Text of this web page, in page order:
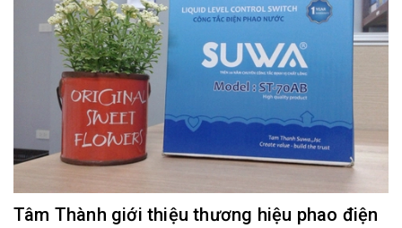
Tâm Thành giới thiệu thương hiệu phao điện